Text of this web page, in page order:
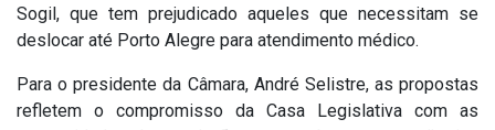
Sogil, que tem prejudicado aqueles que necessitam se
deslocar até Porto Alegre para atendimento médico.
Para o presidente da Câmara, André Selistre, as propostas
refletem o compromisso da Casa Legislativa com as